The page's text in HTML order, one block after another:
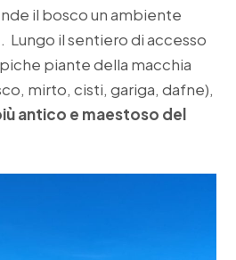
il bosco un ambiente
Lungo il sentiero di accesso
piante della macchia
mirto, cisti, gariga, dafne),
antico e maestoso del